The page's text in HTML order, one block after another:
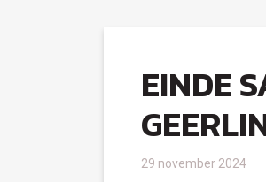
EINDE
29 november 2024